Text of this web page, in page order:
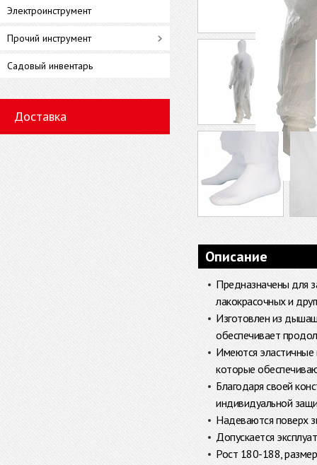
Электроинструмент
Прочий инструмент
Садовый инвентарь
Доставка
Описание
Предназначены для
лакокрасочных и
Изготовлен из
обеспечивает
Имеются эластичные
которые
Благодаря своей
индивидуальной
Надеваются поверх
Допускается
Рост 180-188,